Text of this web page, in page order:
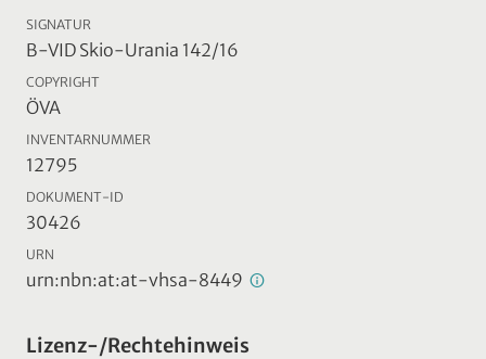
SIGNATUR
B-VID Skio-Urania 142/16
COPYRIGHT
ÖVA
INVENTARNUMMER
12795
DOKUMENT-ID
30426
URN
urn:nbn:at:at-vhsa-8449
Lizenz-/Rechtehinweis